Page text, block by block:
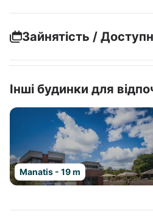
Зайнятість /
Інші будинки для
Manatis - 19 m